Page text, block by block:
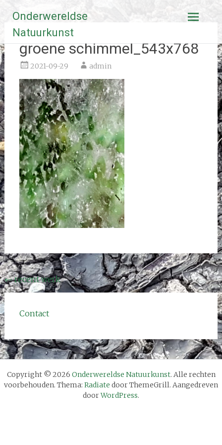
naar
inhoud
Onderwereldse
Natuurkunst
groene schimmel_543x768
2021-09-29 admin
Bericht
navigatie
←recent werk
Contact
Copyright © 2026 Onderwereldse Natuurkunst. Alle rechten
voorbehouden. Thema: Radiate door ThemeGrill. Aangedreven
doorWordPress.